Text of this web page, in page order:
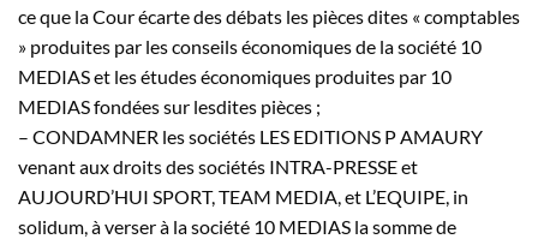
ce que la Cour écarte des débats les pièces dites « comptables
» produites par les conseils économiques de la société 10
MEDIAS et les études économiques produites par 10
MEDIAS fondées sur lesdites pièces ;
– CONDAMNER les sociétés LES EDITIONS P AMAURY
venant aux droits des sociétés INTRA-PRESSE et
AUJOURD’HUI SPORT, TEAM MEDIA, et L’EQUIPE, in
solidum, à verser à la société 10 MEDIAS la somme de